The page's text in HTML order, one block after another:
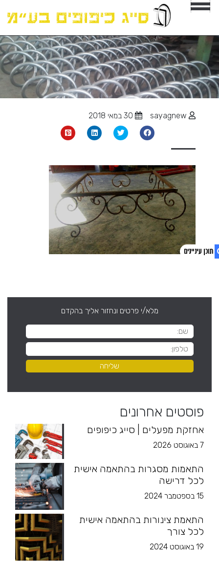
מלא/י פרטים ונחזור אליך בהקדם
פוסטים אחרונים
אחזקת מפעלים | סייג כיפופים
7 באוגוסט 2026
התאמות מסגרות בהתאמה אישית
לכל דרישה
15 בספטמבר 2024
התאמת צינורות בהתאמה אישית
לכל צורך
19 באוגוסט 2024